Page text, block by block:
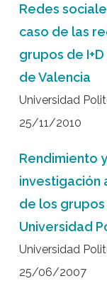
Redes
caso de las
grupos de
de Valencia
Universidad
25/11/2010
Rendimiento
investigación
de los
Universidad
Universidad
25/06/2007